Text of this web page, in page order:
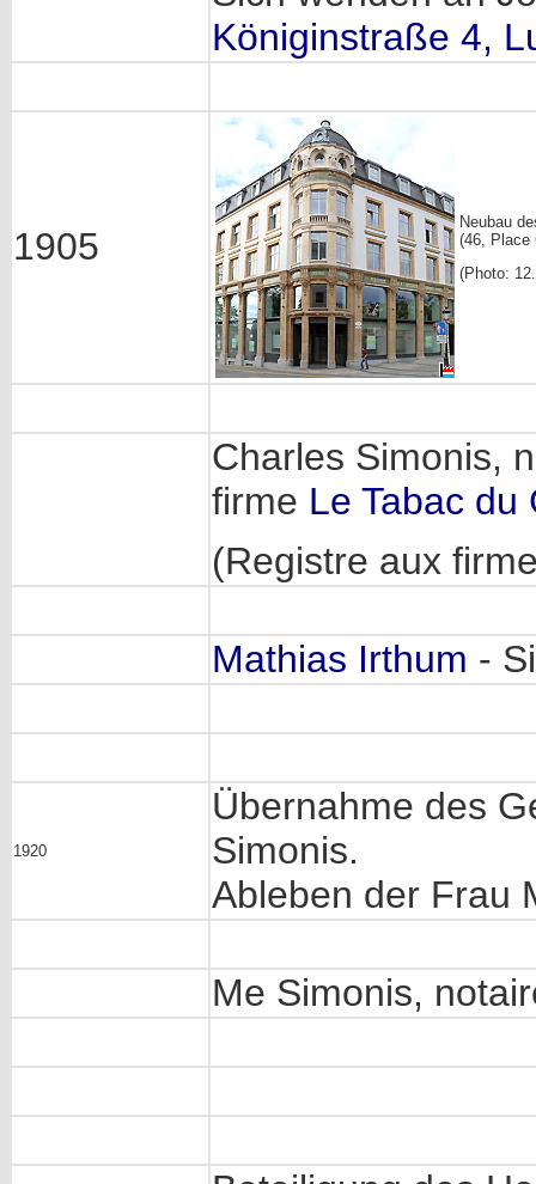
Königinstraße 4,
1905
Neubau
(46, Place
(Photo:
Charles Simonis,
firme Le Tabac du
(Registre aux
Mathias Irthum -
1920
Übernahme des
Simonis.
Ableben der Frau
Me Simonis,